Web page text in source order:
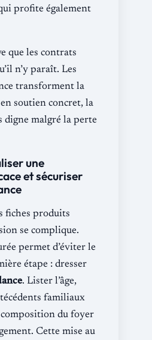
profite également
que les contrats
n’y paraît. Les
transforment la
soutien concret, la
digne malgré la perte
une
et sécuriser
fiches produits
se complique.
permet d’éviter le
étape : dresser
. Lister l’âge,
familiaux
du foyer
Cette mise au